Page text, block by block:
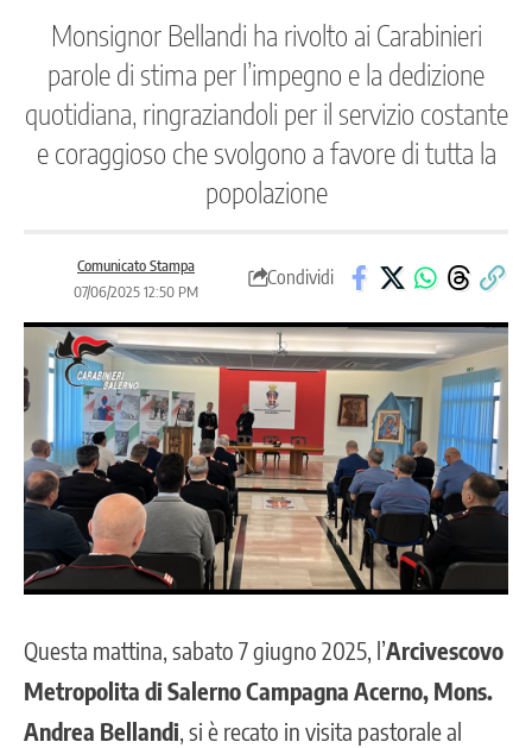
Monsignor Bellandi ha rivolto ai Carabinieri
parole di stima per l’impegno e la dedizione
quotidiana, ringraziandoli per il servizio costante
e coraggioso che svolgono a favore di tutta la
popolazione
Comunicato Stampa
07/06/2025 12:50 PM
Condividi
Questa mattina, sabato 7 giugno 2025, l’Arcivescovo
Metropolita di Salerno Campagna Acerno, Mons.
Andrea Bellandi, si è recato in visita pastorale al